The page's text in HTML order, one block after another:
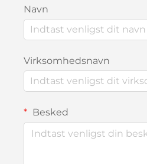
Navn
Virksomhedsnavn
Besked